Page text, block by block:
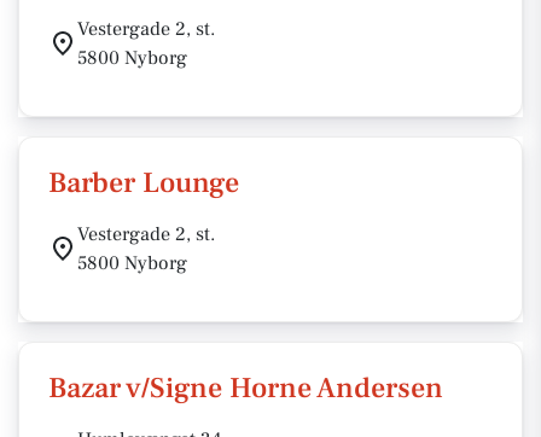
Vestergade 2, st.
5800 Nyborg
Barber Lounge
Vestergade 2, st.
5800 Nyborg
Bazar v/Signe Horne Andersen